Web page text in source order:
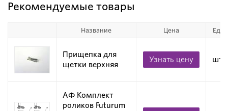
Рекомендуемые товары
Название Цена Ед.
Прищепка для
щетки верхняя
Узнать цену шт
АФ Комплект
роликов Futurum